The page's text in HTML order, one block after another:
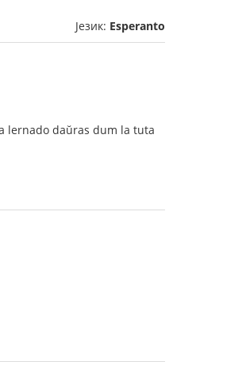
Језик: Esperanto
lernado daŭras dum la tuta